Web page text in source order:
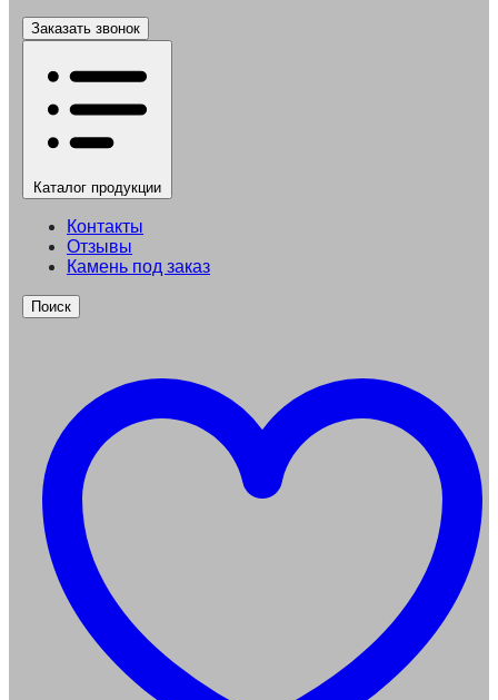
Заказать звонок
Каталог продукции
Контакты
Отзывы
Камень под заказ
Поиск